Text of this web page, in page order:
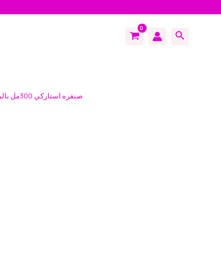
Search
/ صنفره استاركي 300مل بالبطيخ